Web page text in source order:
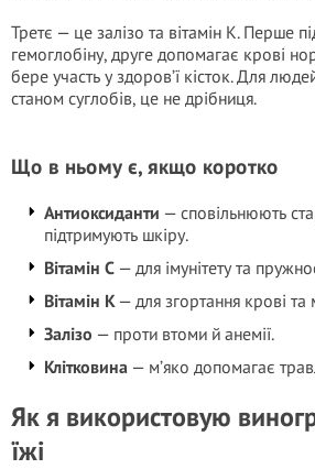
Третє — це залізо та вітамін К. Перше
гемоглобіну, друге допомагає крові
бере участь у здоров’ї кісток. Для
станом суглобів, це не дрібниця.
Що в ньому є, якщо коротко
Антиоксиданти — сповільнюють
підтримують шкіру.
Вітамін С — для імунітету та
Вітамін К— для згортання крові та
Залізо — проти втоми й анемії.
Клітковина — м’яко допомагає
Як я використовую
їжі